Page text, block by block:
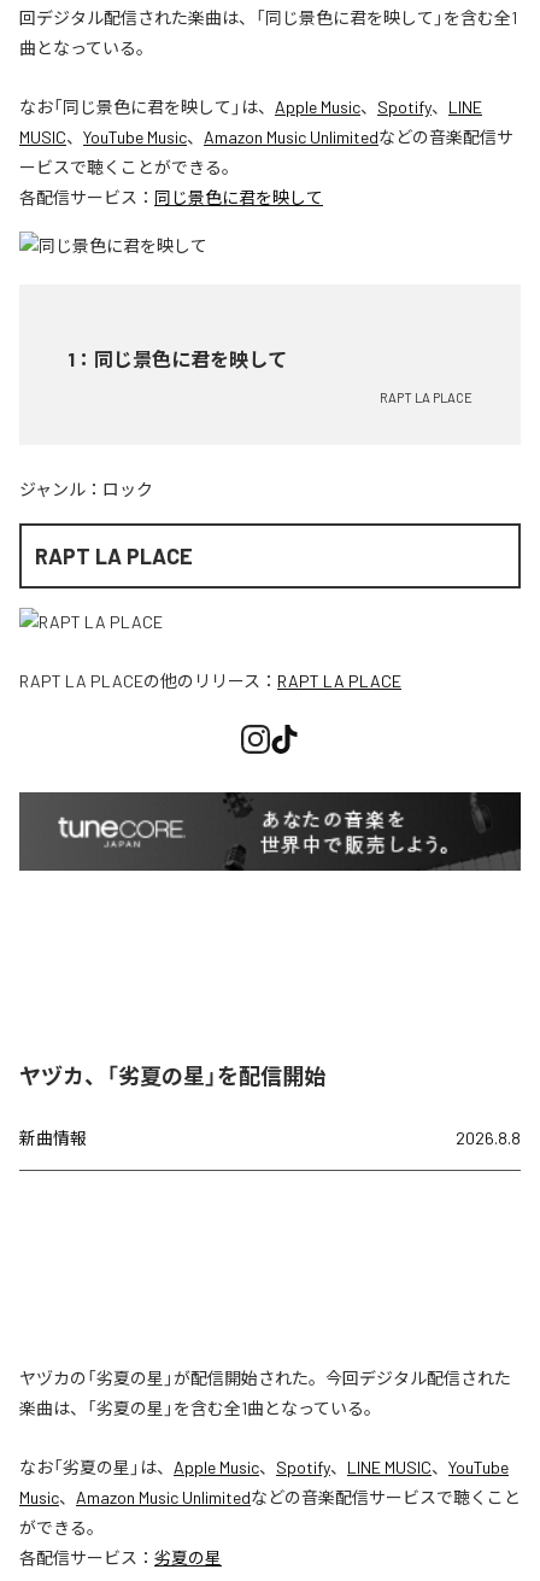
回デジタル配信された楽曲は、「同じ景色に君を映して」を含む全1
曲となっている。
なお「同じ景色に君を映して 」は、 Apple Music、 Spotify、 LINE
MUSIC、 YouTube Music、 Amazon Music Unlimitedなどの音楽配信サ
ービスで聴くことができる。
各配信サービス： 同じ景色に君を映して
1 ： 同じ景色に君を映して
RAPT LA PLACE
ジャンル： ロック
RAPT LA PLACE
RAPT LA PLACEの他のリリース： RAPT LA PLACE
ヤヅカ、「劣夏の星」を配信開始
新曲情報 2026.8.8
ヤヅカの「劣夏の星」が配信開始された。今回デジタル配信された
楽曲は、「劣夏の星」を含む全1曲となっている。
なお「劣夏の星 」は、 Apple Music、 Spotify、 LINE MUSIC、 YouTube
Music、 Amazon Music Unlimitedなどの音楽配信サービスで聴くこと
ができる。
各配信サービス： 劣夏の星